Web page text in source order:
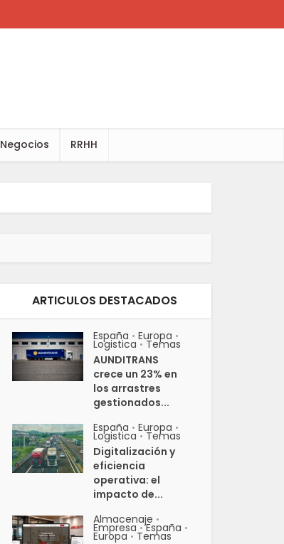
Negocios RRHH
ARTICULOS DESTACADOS
España • Europa •
Logistica • Temas
AUNDITRANS
crece un 23% en
los arrastres
gestionados...
España • Europa •
Logistica • Temas
Digitalización y
eficiencia
operativa: el
impacto de...
Almacenaje •
Empresa • España •
Europa • Temas